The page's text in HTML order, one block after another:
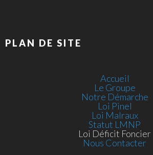
PLAN DE SITE
Accueil
Le Groupe
Notre Démarche
Loi Pinel
Loi Malraux
Statut LMNP
Loi Déficit Foncier
Nous Contacter